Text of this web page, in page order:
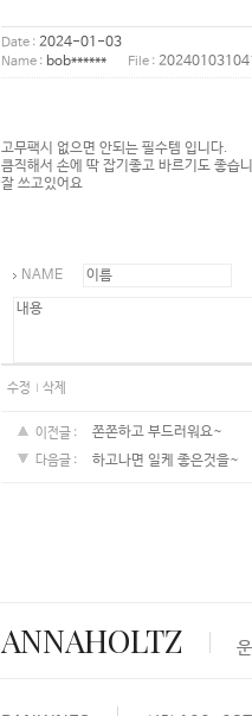
Date : 2024-01-03
Name : bob****** File :
고무팩시 없으면 안되는 필수템 입니다.
큼직해서 손에 딱 잡기좋고 바르기도 좋습
잘 쓰고있어요
NAME
수정 삭제
이전글 : 쫀쫀하고 부드러워요~
다음글 : 하고나면 일케 좋은것을~
ANNAHOLTZ